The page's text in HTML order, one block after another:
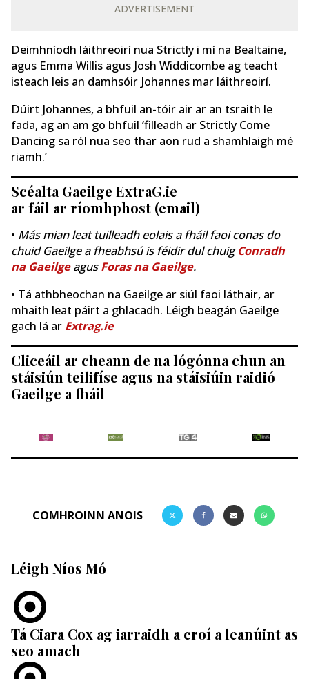
ADVERTISEMENT
Deimhníodh láithreoirí nua Strictly i mí na Bealtaine,
agus Emma Willis agus Josh Widdicombe ag teacht
isteach leis an damhsóir Johannes mar láithreoirí.
Dúirt Johannes, a bhfuil an-tóir air ar an tsraith le
fada, ag an am go bhfuil ‘filleadh ar Strictly Come
Dancing sa ról nua seo thar aon rud a shamhlaigh mé
riamh.’
Scéalta Gaeilge ExtraG.ie
ar fáil ar ríomhphost (email)
• Más mian leat tuilleadh eolais a fháil faoi conas do
chuid Gaeilge a fheabhsú is féidir dul chuigConradh
na GaeilgeagusForas na Gaeilge.
• Tá athbheochan na Gaeilge ar siúl faoi láthair, ar
mhaith leat páirt a ghlacadh. Léigh beagán Gaeilge
gach lá ar Extrag.ie
Cliceáil ar cheann de na lógónna chun an
stáisiún teilifíse agus na stáisiúin raidió
Gaeilge a fháil
COMHROINN ANOIS
Léigh Níos Mó
Tá Ciara Cox ag iarraidh a croí a leanúint as
seo amach